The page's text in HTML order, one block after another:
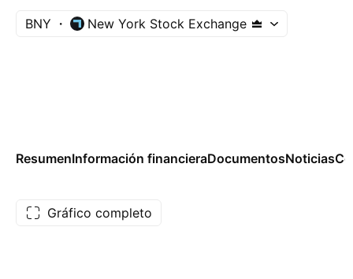
BNY New York Stock Exchange
ResumenInformación financieraDocumentosNoticias
Gráfico completo